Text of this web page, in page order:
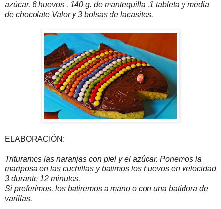
azúcar, 6 huevos , 140 g. de mantequilla ,1 tableta y media
de chocolate Valor y 3 bolsas de lacasitos.
ELABORACIÓN:
Trituramos las naranjas con piel y el azúcar. Ponemos la
mariposa en las cuchillas y batimos los huevos en velocidad
3 durante 12 minutos.
Si preferimos, los batiremos a mano o con una batidora de
varillas.